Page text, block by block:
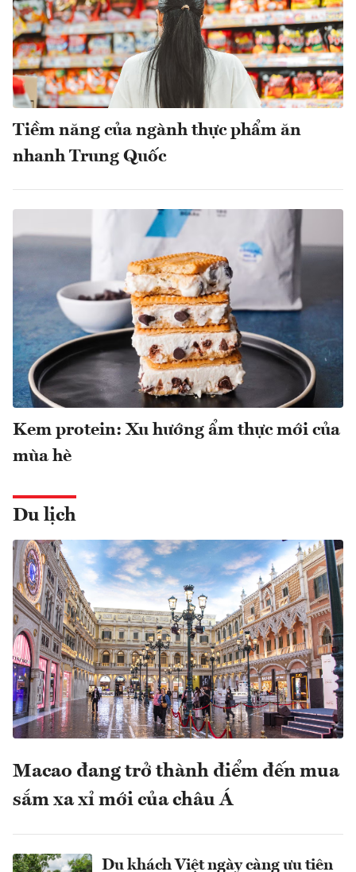
Tiềm năng của ngành thực phẩm ăn
nhanh Trung Quốc
Kem protein: Xu hướng ẩm thực mới của
mùa hè
Du lịch
Macao đang trở thành điểm đến mua
sắm xa xỉ mới của châu Á
Du khách Việt ngày càng ưu tiên